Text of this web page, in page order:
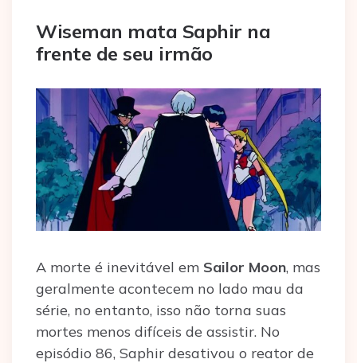
Wiseman mata Saphir na
frente de seu irmão
A morte é inevitável em Sailor Moon, mas
geralmente acontecem no lado mau da
série, no entanto, isso não torna suas
mortes menos difíceis de assistir. No
episódio 86, Saphir desativou o reator de